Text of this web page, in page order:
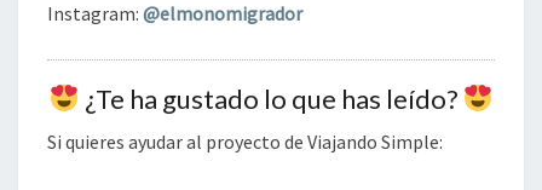
Instagram: @elmonomigrador
¿Te ha gustado lo que has leído?
Si quieres ayudar al proyecto de Viajando Simple: